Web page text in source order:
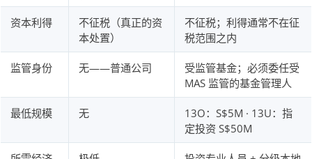
资本利得
不征税（真正的资
本处置）
不征税；利得通常不在征
税范围之内
监管身份 无——普通公司
受监管基金；必须委任受
MAS 监管的基金管理人
最低规模 无
13O：S$5M · 13U：指
定投资 S$50M